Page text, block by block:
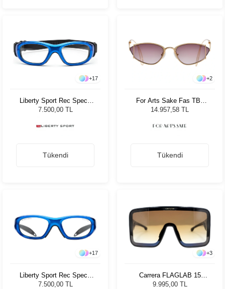
+17
Liberty Sport Rec Specs
MX21 51 17 #2
7.500,00 TL
Tükendi
+2
For Arts Sake Fas TB2
Kadın Güneş Gözlüğü
14.957,58 TL
Tükendi
+17
Liberty Sport Rec Specs
MX 20 #2 51
7.500,00 TL
+3
Carrera FLAGLAB 15
80786 CAT 2 Unisex
9.995,00 TL